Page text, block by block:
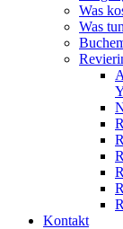
Was
Was
Kontakt